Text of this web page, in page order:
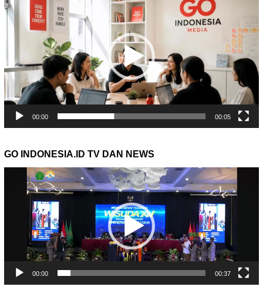
Video
00:00 00:05
GO INDONESIA.ID TV DAN NEWS
Pemutar
00:00 00:37